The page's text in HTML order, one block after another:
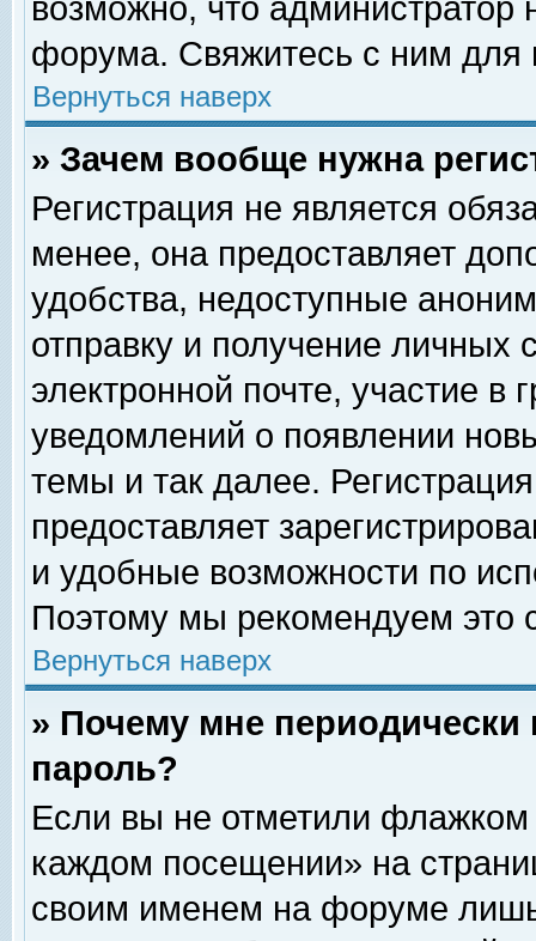
возможно, что
форума. Свяжитесь с ним для
Вернуться наверх
» Зачем вообще нужна
Регистрация не является
менее, она предоставляет
удобства, недоступные
отправку и получение личных
электронной почте, участие в
уведомлений о появлении
темы и так далее.
предоставляет
и удобные возможности по
Поэтому мы рекомендуем это
Вернуться наверх
» Почему мне
пароль?
Если вы не отметили флажком
каждом посещении» на
своим именем на форуме